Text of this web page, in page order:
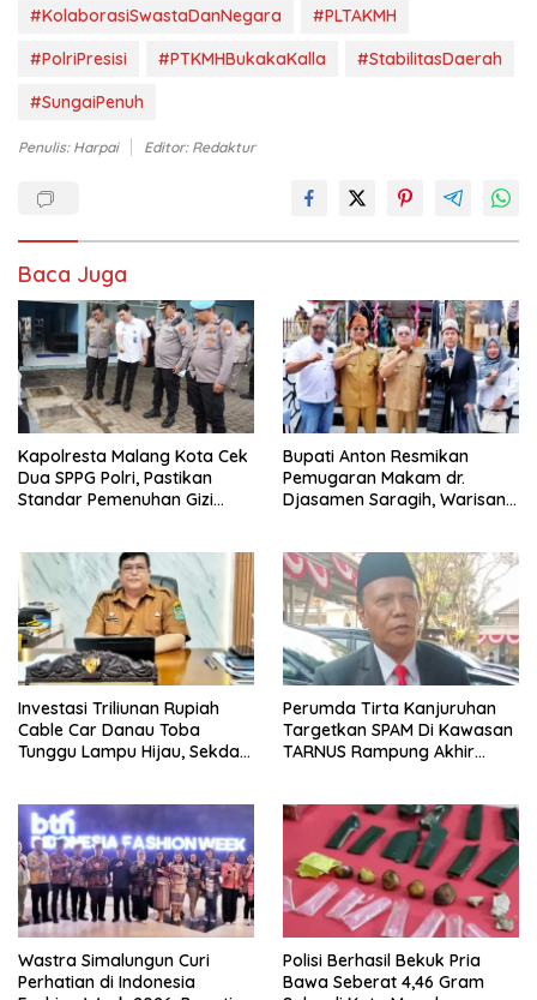
#KolaborasiSwastaDanNegara
#PLTAKMH
#PolriPresisi
#PTKMHBukakaKalla
#StabilitasDaerah
#SungaiPenuh
Penulis: Harpai Editor: Redaktur
Baca Juga
Kapolresta Malang Kota Cek
Dua SPPG Polri, Pastikan
Standar Pemenuhan Gizi
Bupati Anton Resmikan
Pemugaran Makam dr.
Djasamen Saragih, Warisan
Mendatang
Investasi Triliunan Rupiah
Cable Car Danau Toba
Tunggu Lampu Hijau, Sekda
Perumda Tirta Kanjuruhan
Targetkan SPAM Di Kawasan
TARNUS Rampung Akhir
Wastra Simalungun Curi
Perhatian di Indonesia
Polisi Berhasil Bekuk Pria
Bawa Seberat 4,46 Gram